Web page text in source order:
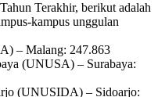
Terakhir, berikut adalah
kampus unggulan
– Malang: 247.863
(UNUSA) – Surabaya:
(UNUSIDA) – Sidoarjo: